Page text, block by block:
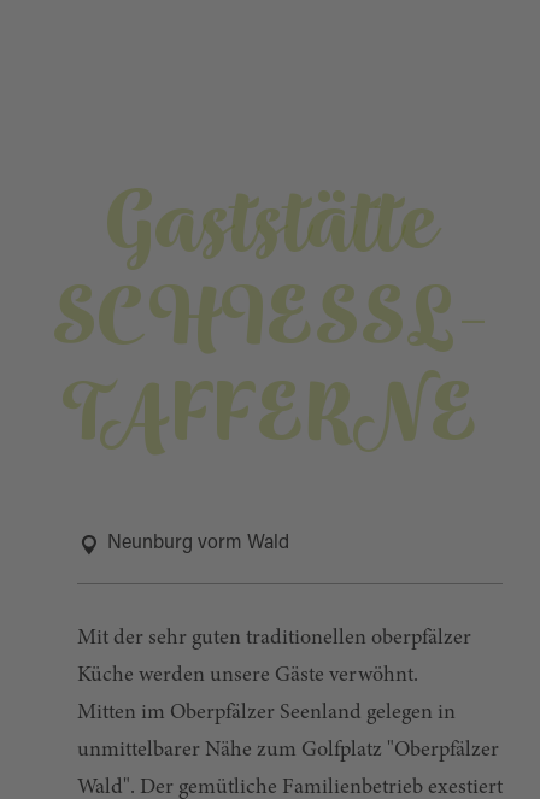
Gaststätte
SCHIESSL-
TAFFERNE
Neunburg vorm Wald
Mit der sehr guten traditionellen oberpfälzer
Küche werden unsere Gäste verwöhnt.
Mitten im Oberpfälzer Seenland gelegen in
unmittelbarer Nähe zum Golfplatz "Oberpfälzer
Wald". Der gemütliche Familienbetrieb exestiert